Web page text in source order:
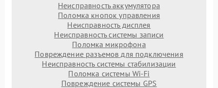
Неисправность аккумулятора
Поломка кнопок управления
Неисправность дисплея
Неисправность системы записи
Поломка микрофона
Повреждение разъемов для подключения
Неисправность системы стабилизации
Поломка системы Wi-Fi
Повреждение системы GPS